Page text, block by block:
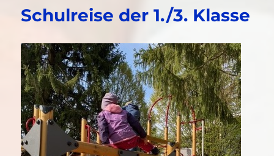
Schulreise der 1./3. Klasse